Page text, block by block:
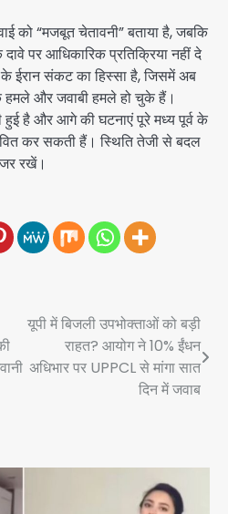
को “मजबूत चेतावनी” बताया है, जबकि
पर आधिकारिक प्रतिक्रिया नहीं दे
ईरान संकट का हिस्सा है, जिसमें अब
हमले और जवाबी हमले हो चुके हैं।
है और आगे की घटनाएं पूरे मध्य पूर्व के
कर सकती हैं। स्थिति तेजी से बदल
रखें।
यूपी में बिजली उपभोक्ताओं को बड़ी
राहत? आयोग ने 10% ईंधन
अधिभार पर UPPCL से मांगा सात
दिन में जवाब